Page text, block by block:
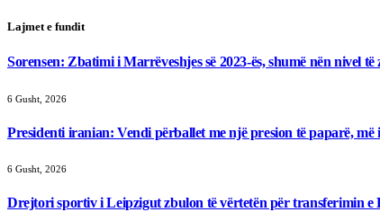
Lajmet e fundit
Sorensen: Zbatimi i Marrëveshjes së 2023-ës, shumë nën nivel të
6 Gusht, 2026
Presidenti iranian: Vendi përballet me një presion të paparë, më
6 Gusht, 2026
Drejtori sportiv i Leipzigut zbulon të vërtetën për transferimin e